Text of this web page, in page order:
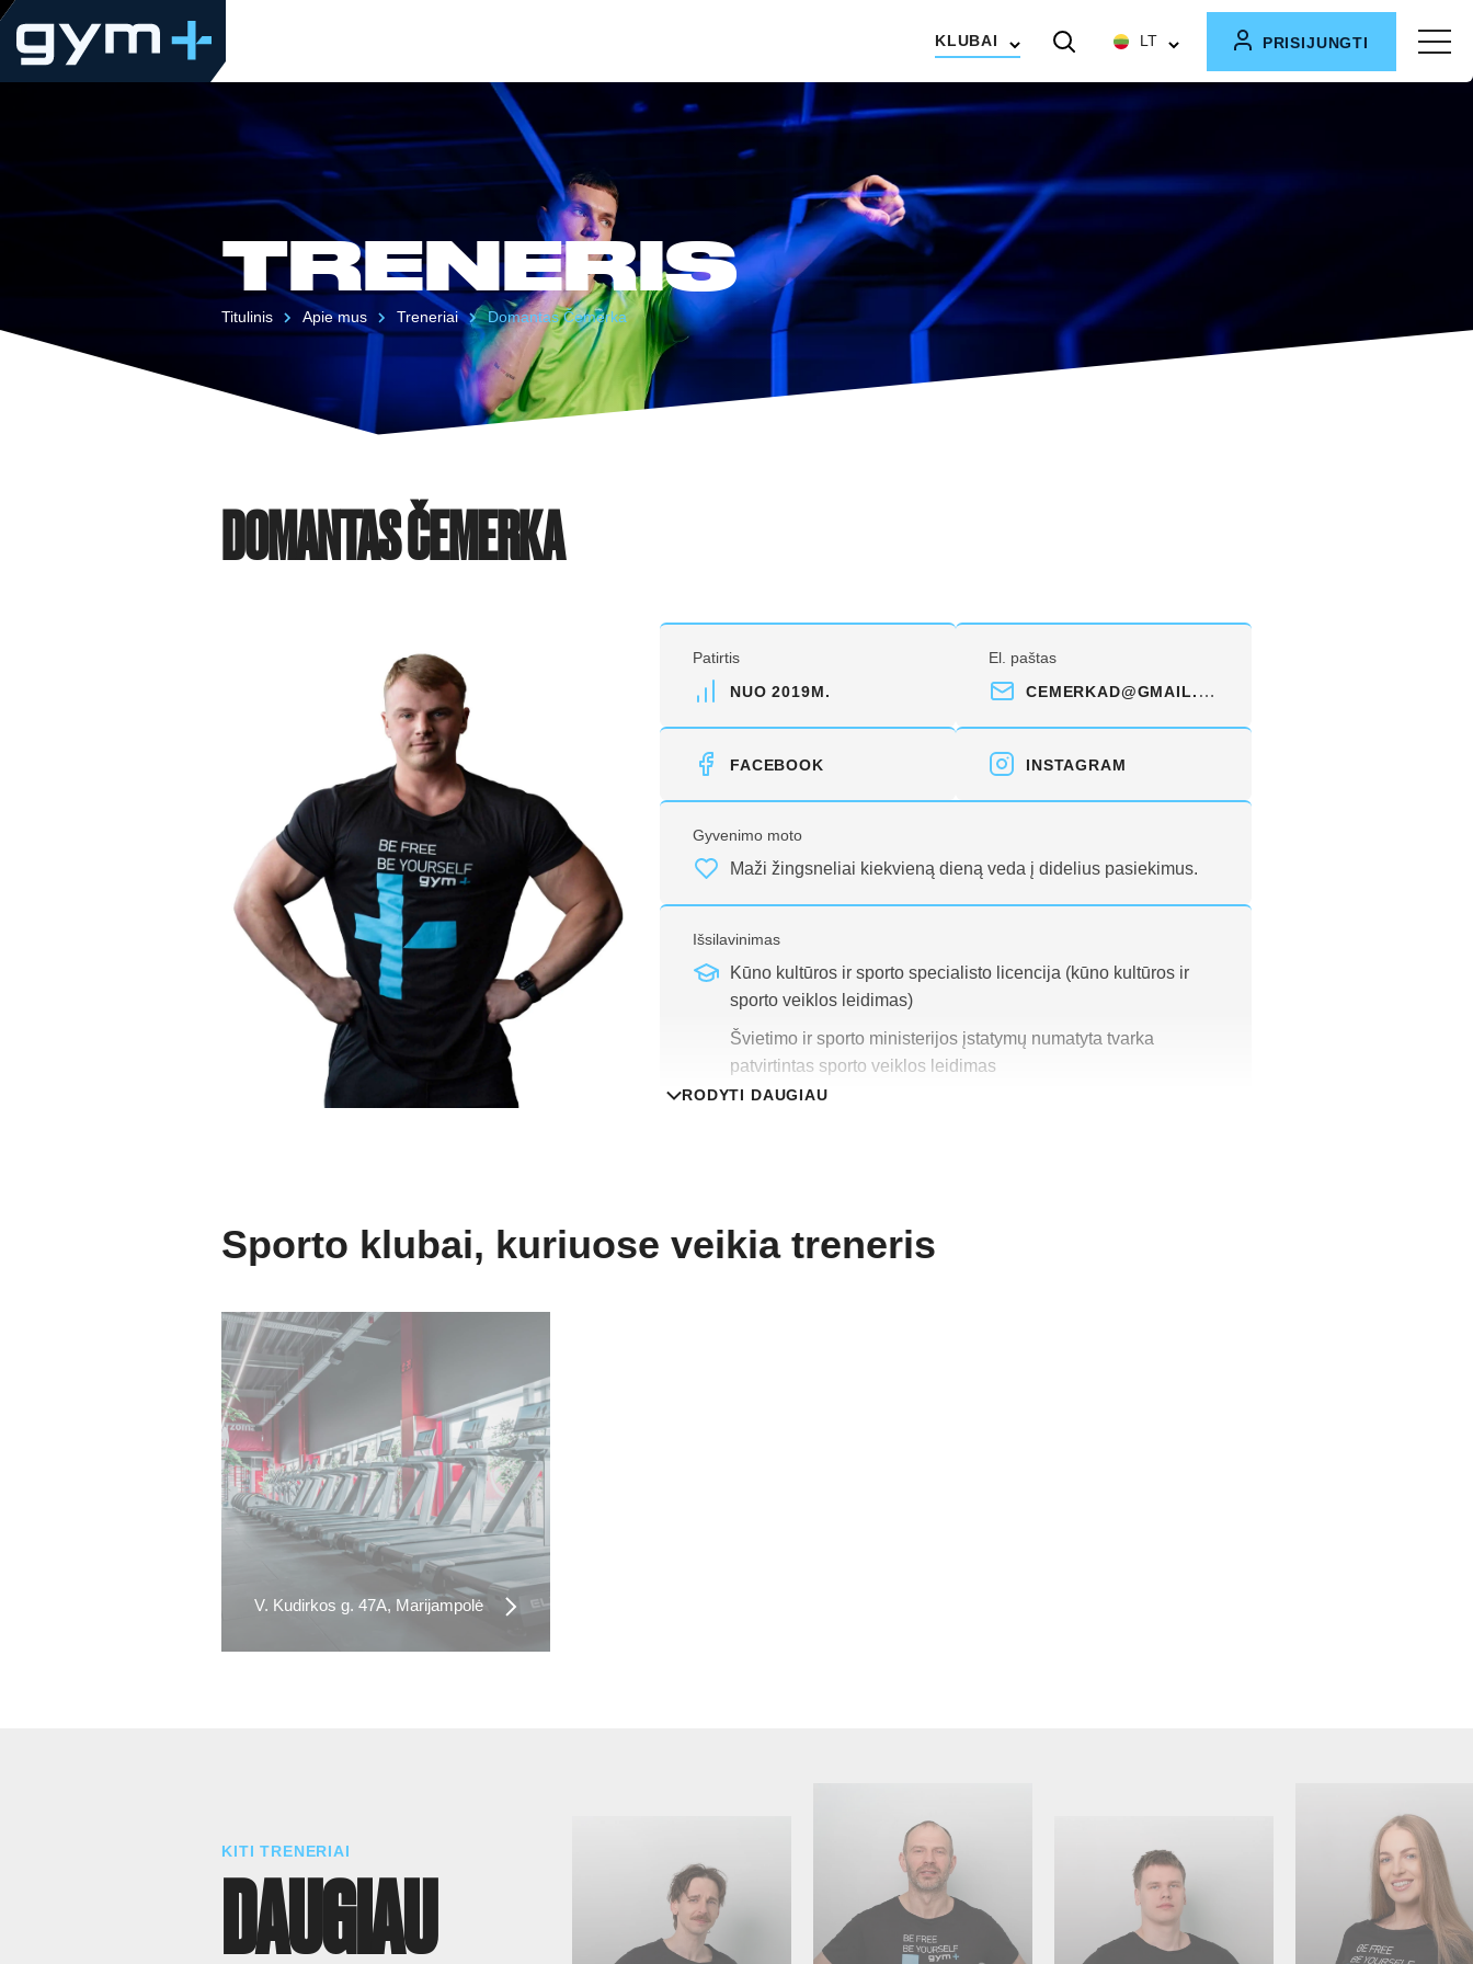
KLUBAI LT PRISIJUNGTI
TRENERIS
Titulinis Apie mus Treneriai Domantas Čemerka
DOMANTAS ČEMERKA
Patirtis
NUO 2019M.
El. paštas
CEMERKAD@GMAIL.COM
FACEBOOK INSTAGRAM
Gyvenimo moto
Maži žingsneliai kiekvieną dieną veda į didelius pasiekimus.
Išsilavinimas
Kūno kultūros ir sporto specialisto licencija (kūno kultūros ir
sporto veiklos leidimas)
Švietimo ir sporto ministerijos įstatymų numatyta tvarka
patvirtintas sporto veiklos leidimas
Sveikatingumo treneris (fizinio aktyvumo specialistas)
RODYTI DAUGIAU
Sporto klubai, kuriuose veikia treneris
V. Kudirkos g. 47A, Marijampolė
KITI TRENERIAI
DAUGIAU